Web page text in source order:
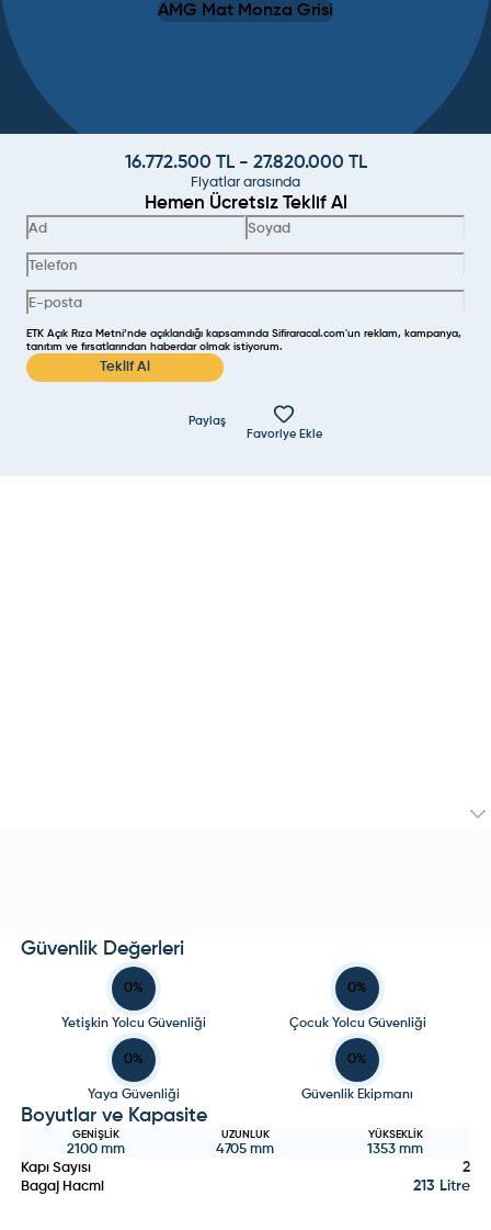
AMG Mat Monza Grisi
16.772.500 TL - 27.820.000 TL
Fiyatlar arasında
Hemen Ücretsiz Teklif Al
ETK Açık Rıza Metni’nde açıklandığı kapsamında Sifiraracal.com'un reklam, kampanya,
tanıtım ve fırsatlarından haberdar olmak istiyorum.
Teklif Al
Paylaş
Favoriye Ekle
Güvenlik Değerleri
0%
Yetişkin Yolcu Güvenliği
0%
Çocuk Yolcu Güvenliği
0%
Yaya Güvenliği
0%
Güvenlik Ekipmanı
Boyutlar ve Kapasite
GENIŞLIK
2100mm
UZUNLUK
4705 mm
YÜKSEKLIK
1353 mm
Kapı Sayısı
2
Bagaj Hacmi 213 Litre